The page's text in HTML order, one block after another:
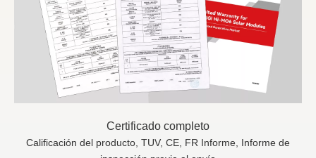
Certificado completo
Calificación del producto, TUV, CE, FR Informe, Informe de